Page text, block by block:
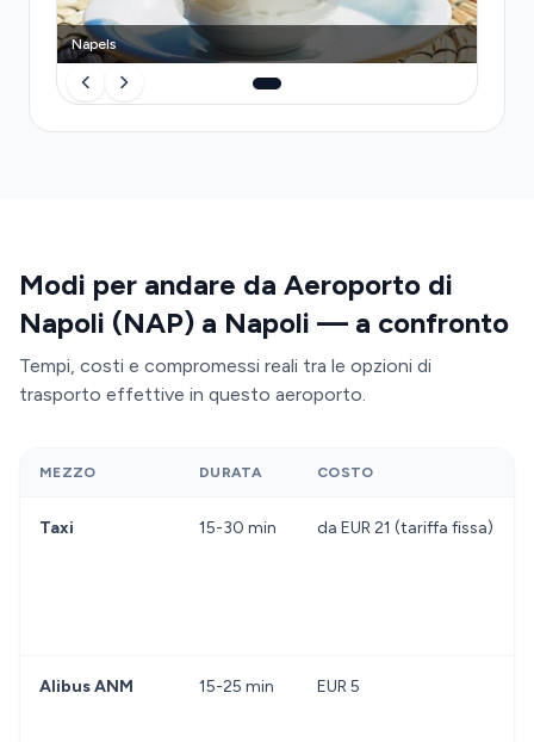
Napels
Modi per andare da Aeroporto di
Napoli (NAP) a Napoli — a confronto
Tempi, costi e compromessi reali tra le opzioni di
trasporto effettive in questo aeroporto.
MEZZO DURATA COSTO
Taxi 15-30 min da EUR 21 (tariffa fissa)
Alibus ANM 15-25 min EUR 5